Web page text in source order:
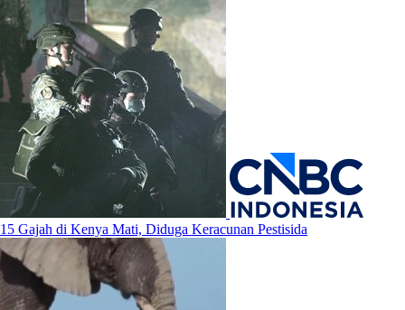
15 Gajah di Kenya Mati, Diduga Keracunan Pestisida